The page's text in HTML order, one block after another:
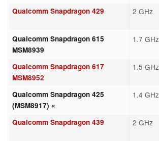
Qualcomm Snapdragon 429 2 GHz
Qualcomm Snapdragon 615
MSM8939
1.7 GHz
Qualcomm Snapdragon 617
MSM8952
1.5 GHz
Qualcomm Snapdragon 425
(MSM8917) «
1.4 GHz
Qualcomm Snapdragon 439 2 GHz